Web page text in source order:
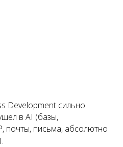
Development сильно
в AI (базы,
почты, письма, абсолютно